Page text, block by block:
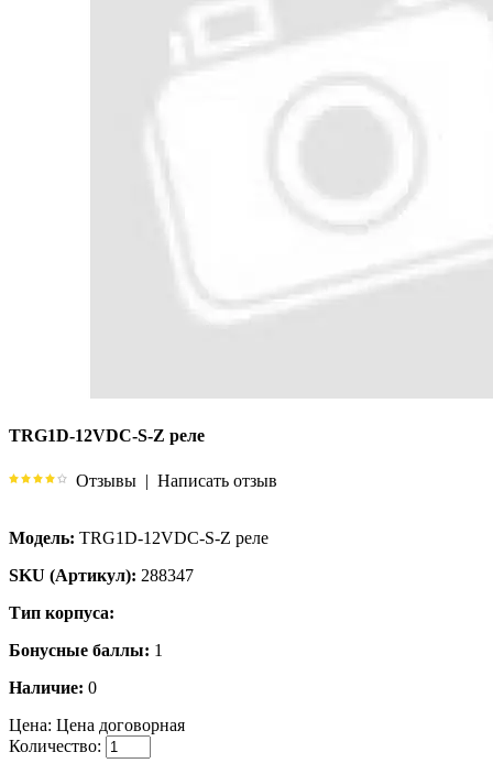
TRG1D-12VDC-S-Z реле
Отзывы | Написать отзыв
Модель: TRG1D-12VDC-S-Z реле
SKU (Артикул): 288347
Тип корпуса:
Бонусные баллы: 1
Наличие: 0
Цена: Цена договорная
Количество: